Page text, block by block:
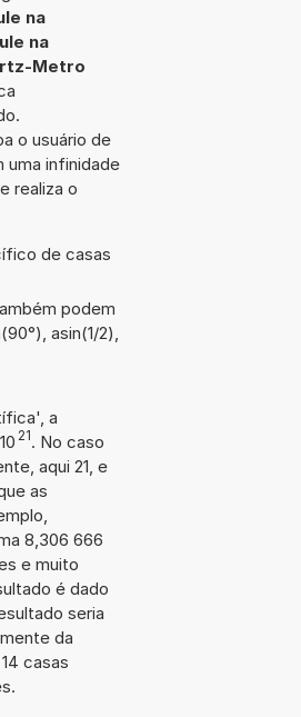
na
na
Metro
o usuário de
uma infinidade
realiza o
de casas
podem
asin(1/2),
a
10 21. No caso
aqui 21, e
as
8,306 666
e muito
é dado
seria
da
casas